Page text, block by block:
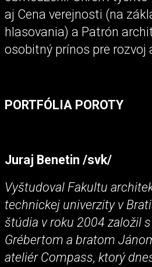
aj Cena verejnosti (na
hlasovania) a Patrón
osobitný prínos pre rozvoj
PORTFÓLIA POROTY
Juraj Benetin /svk/
Vyštudoval Fakultu
technickej univerzity v
štúdia v roku 2004 založil
Grébertom a bratom
ateliér Compass, ktorý